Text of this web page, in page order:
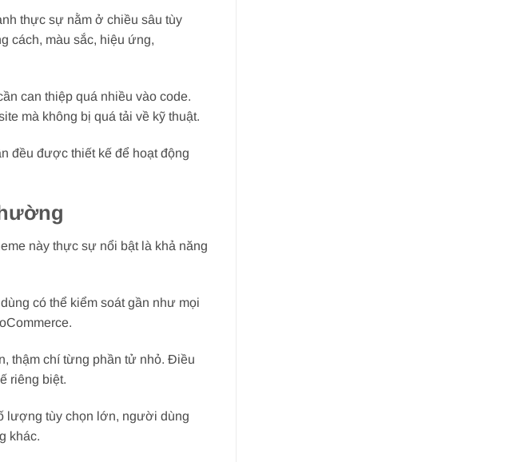
thực sự nằm ở chiều sâu tùy
cách, màu sắc, hiệu ứng,
can thiệp quá nhiều vào code.
mà không bị quá tải về kỹ thuật.
đều được thiết kế để hoạt động
này thực sự nổi bật là khả năng
có thể kiểm soát gần như mọi
thậm chí từng phần tử nhỏ. Điều
riêng biệt.
lượng tùy chọn lớn, người dùng
khác.